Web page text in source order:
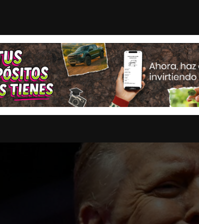
recuperar importa... ¿Por qué Sheinbaum